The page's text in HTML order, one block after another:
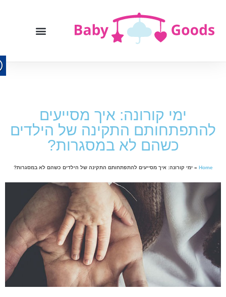
ימי קורונה: איך מסייעים
להתפתחותם התקינה של הילדים
כשהם לא במסגרות?
Home
»ימי קורונה: איך מסייעים להתפתחותם התקינה של הילדים כשהם לא במסגרות?